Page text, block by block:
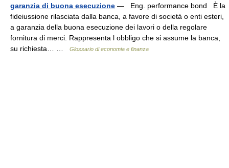
garanzia di buona esecuzione — Eng. performance bond È la
fideiussione rilasciata dalla banca, a favore di società o enti esteri,
a garanzia della buona esecuzione dei lavori o della regolare
fornitura di merci. Rappresenta l obbligo che si assume la banca,
su richiesta… …
Glossario di economia e finanza